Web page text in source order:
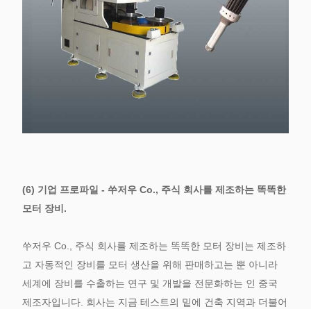
(6) 기업 프로파일 - 쑤저우 Co., 주식 회사를 제조하는 똑똑한
모터 장비.
쑤저우 Co., 주식 회사를 제조하는 똑똑한 모터 장비는 제조하
고 자동적인 장비를 모터 생산을 위해 판매하고는 뿐 아니라
세계에 장비를 수출하는 연구 및 개발을 전문화하는 인 중국
제조자입니다. 회사는 지금 테스트의 밑에 건축 지역과 더불어